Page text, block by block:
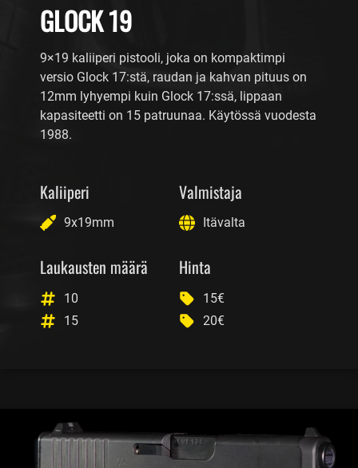
GLOCK 19
9×19 kaliiperi pistooli, joka on kompaktimpi
versio Glock 17:stä, raudan ja kahvan pituus on
12mm lyhyempi kuin Glock 17:ssä, lippaan
kapasiteetti on 15 patruunaa. Käytössä vuodesta
1988.
Kaliiperi
9x19mm
Valmistaja
Itävalta
Laukausten määrä
10
15
Hinta
15€
20€